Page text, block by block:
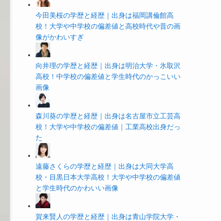
今田美桜の学歴と経歴｜出身は福岡講倫館高
校！大学や中学校の偏差値と高校時代や昔の画
像がかわいすぎ
向井理の学歴と経歴｜出身は明治大学・氷取沢
高校！中学校の偏差値と学生時代のかっこいい
画像
森川葵の学歴と経歴｜出身は名古屋市立工芸高
校！大学や中学校の偏差値｜工業高校出身だっ
た
遠藤さくらの学歴と経歴｜出身は大同大学高
校・目黒日本大学高校！大学や中学校の偏差値
と学生時代のかわいい画像
賀来賢人の学歴と経歴｜出身は青山学院大学・